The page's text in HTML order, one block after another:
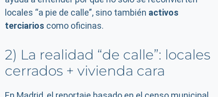
locales “a pie de calle”, sino también activos
terciarios como oficinas.
2) La realidad “de calle”: locales
cerrados + vivienda cara